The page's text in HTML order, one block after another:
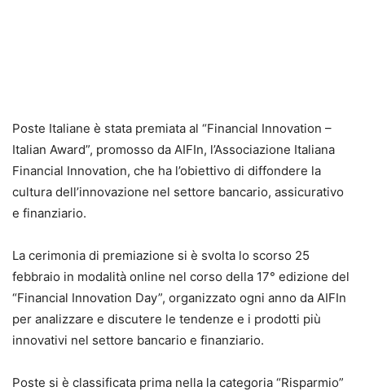
Poste Italiane è stata premiata al “Financial Innovation –
Italian Award”, promosso da AIFIn, l’Associazione Italiana
Financial Innovation, che ha l’obiettivo di diffondere la
cultura dell’innovazione nel settore bancario, assicurativo
e finanziario.
La cerimonia di premiazione si è svolta lo scorso 25
febbraio in modalità online nel corso della 17° edizione del
“Financial Innovation Day”, organizzato ogni anno da AIFIn
per analizzare e discutere le tendenze e i prodotti più
innovativi nel settore bancario e finanziario.
Poste si è classificata prima nella la categoria “Risparmio”